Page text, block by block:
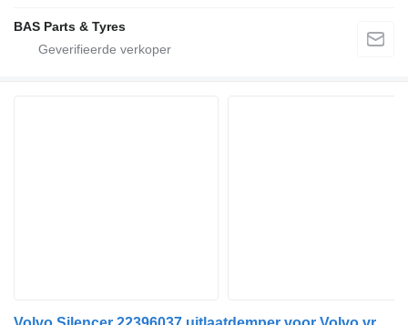
BAS Parts & Tyres